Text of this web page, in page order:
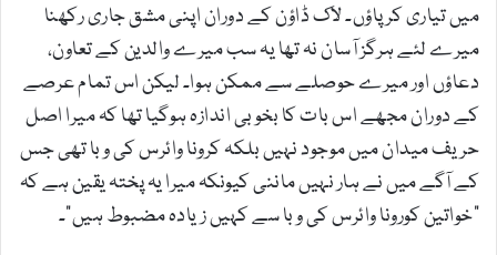
میں تیاری کر پاؤں۔ لاک ڈاؤن کے دوران اپنی مشق جاری رکھنا
میرے لئے ہرگز آسان نہ تھا یہ سب میرے والدین کے تعاون،
دعاؤں اور میرے حوصلے سے ممکن ہوا۔ لیکن اس تمام عرصے
کے دوران مجھے اس بات کا بخوبی اندازہ ہوگیا تھا کہ میرا اصل
حریف میدان میں موجود نہیں بلکہ کرونا وائرس کی وبا تھی جس
کے آگے میں نے ہار نہیں ماننی کیونکہ میرا یہ پختہ یقین ہے کہ
"خواتین کورونا وائرس کی وبا سے کہیں زیادہ مضبوط ہیں”۔